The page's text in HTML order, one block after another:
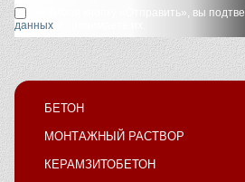
Нажимая кнопку «Отправить», вы
данных
БЕТОН
МОНТАЖНЫЙ РАСТВОР
КЕРАМЗИТОБЕТОН